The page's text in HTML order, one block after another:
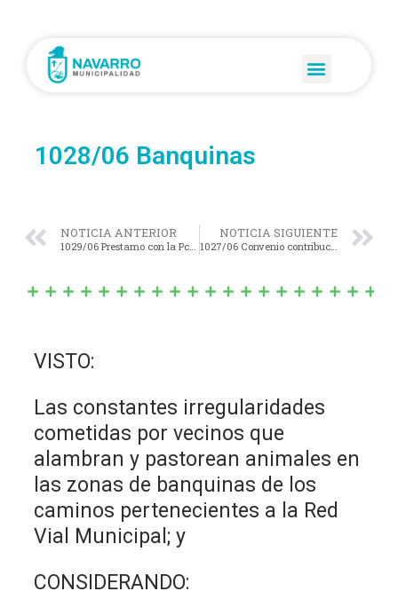
1028/06 Banquinas
NOTICIA ANTERIOR
1029/06 Prestamo con la Pcia de Bs As
NOTICIA SIGUIENTE
1027/06 Convenio contribucion de gastos
VISTO:
Las constantes irregularidades
cometidas por vecinos que
alambran y pastorean animales en
las zonas de banquinas de los
caminos pertenecientes a la Red
Vial Municipal; y
CONSIDERANDO: